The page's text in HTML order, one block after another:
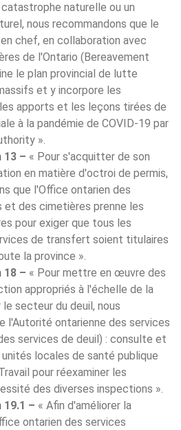
naturelle ou un
nous recommandons que le
chef, en collaboration avec
de l'Ontario (Bereavement
le plan provincial de lutte
et y incorpore les
apports et les leçons tirées de
à la pandémie de COVID-19 par
».
13 – « Pour s'acquitter de son
en matière d'octroi de permis,
que l'Office ontarien des
et des cimetières prenne les
pour exiger que tous les
de transfert soient titulaires
la province ».
18 – « Pour mettre en œuvre des
appropriés à l'échelle de la
secteur du deuil, nous
l'Autorité ontarienne des services
services de deuil) : consulte et
locales de santé publique
pour réexaminer les
des diverses inspections ».
19.1 – « Afin d'améliorer la
ontarien des services